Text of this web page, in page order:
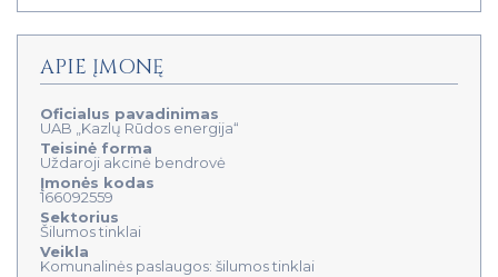
APIE ĮMONĘ
Oficialus pavadinimas
UAB „Kazlų Rūdos energija“
Teisinė forma
Uždaroji akcinė bendrovė
Įmonės kodas
166092559
Sektorius
Šilumos tinklai
Veikla
Komunalinės paslaugos: šilumos tinklai